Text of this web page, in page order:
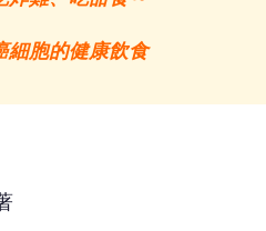
細胞的健康飲食